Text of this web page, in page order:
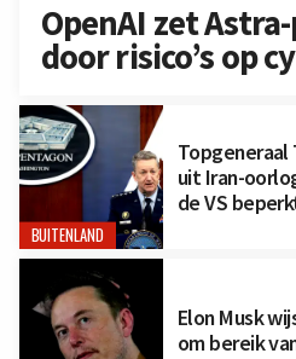
OpenAI zet
door risico’s op
BUITENLAND
Topgeneraal
uit Iran-
de VS
Elon Musk
om bereik